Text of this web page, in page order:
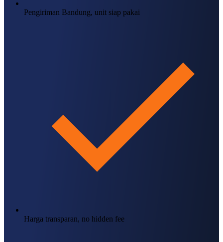
Pengiriman Bandung, unit siap pakai
Harga transparan, no hidden fee